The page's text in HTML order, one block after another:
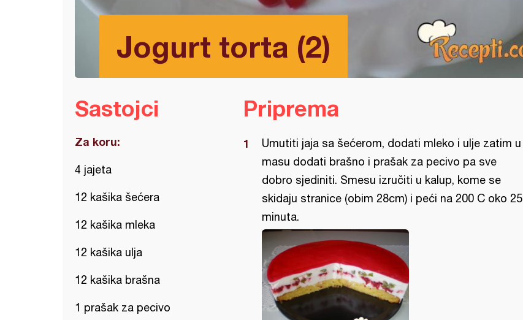
Jogurt torta (2)
Sastojci
Za koru:
4 jajeta
12 kašika šećera
12 kašika mleka
12 kašika ulja
12 kašika brašna
1 prašak za pecivo
Priprema
Umutiti jaja sa šećerom, dodati mleko i ulje zatim u
masu dodati brašno i prašak za pecivo pa sve
dobro sjediniti. Smesu izručiti u kalup, kome se
skidaju stranice (obim 28cm) i peći na 200 C oko 25
minuta.